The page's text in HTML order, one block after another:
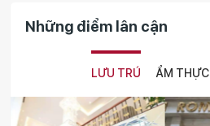
Những điểm lân cận
LƯU TRÚ ẨM THỰC